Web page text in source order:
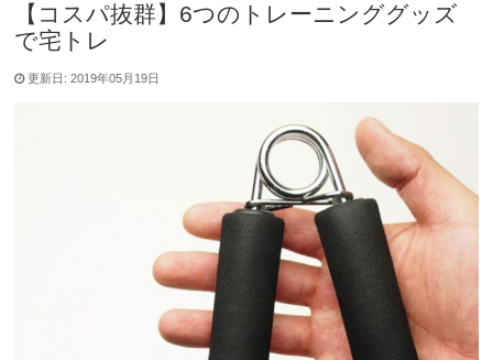
【コスパ抜群】6つのトレーニンググッズ
で宅トレ
更新日: 2019年05月19日